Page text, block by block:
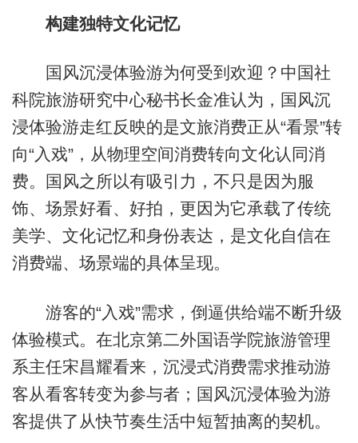
构建独特文化记忆
国风沉浸体验游为何受到欢迎？中国社
科院旅游研究中心秘书长金准认为，国风沉
浸体验游走红反映的是文旅消费正从“看景”转
向“入戏”，从物理空间消费转向文化认同消
费。国风之所以有吸引力，不只是因为服
饰、场景好看、好拍，更因为它承载了传统
美学、文化记忆和身份表达，是文化自信在
消费端、场景端的具体呈现。
游客的“入戏”需求，倒逼供给端不断升级
体验模式。在北京第二外国语学院旅游管理
系主任宋昌耀看来，沉浸式消费需求推动游
客从看客转变为参与者；国风沉浸体验为游
客提供了从快节奏生活中短暂抽离的契机。